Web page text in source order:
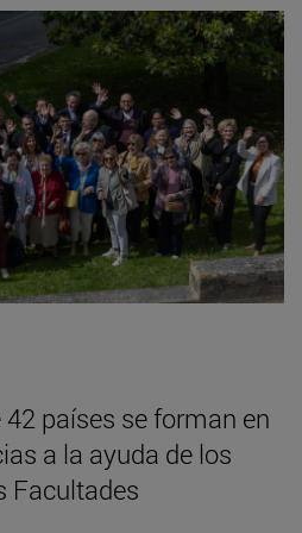
países se forman en
a la ayuda de los
Facultades